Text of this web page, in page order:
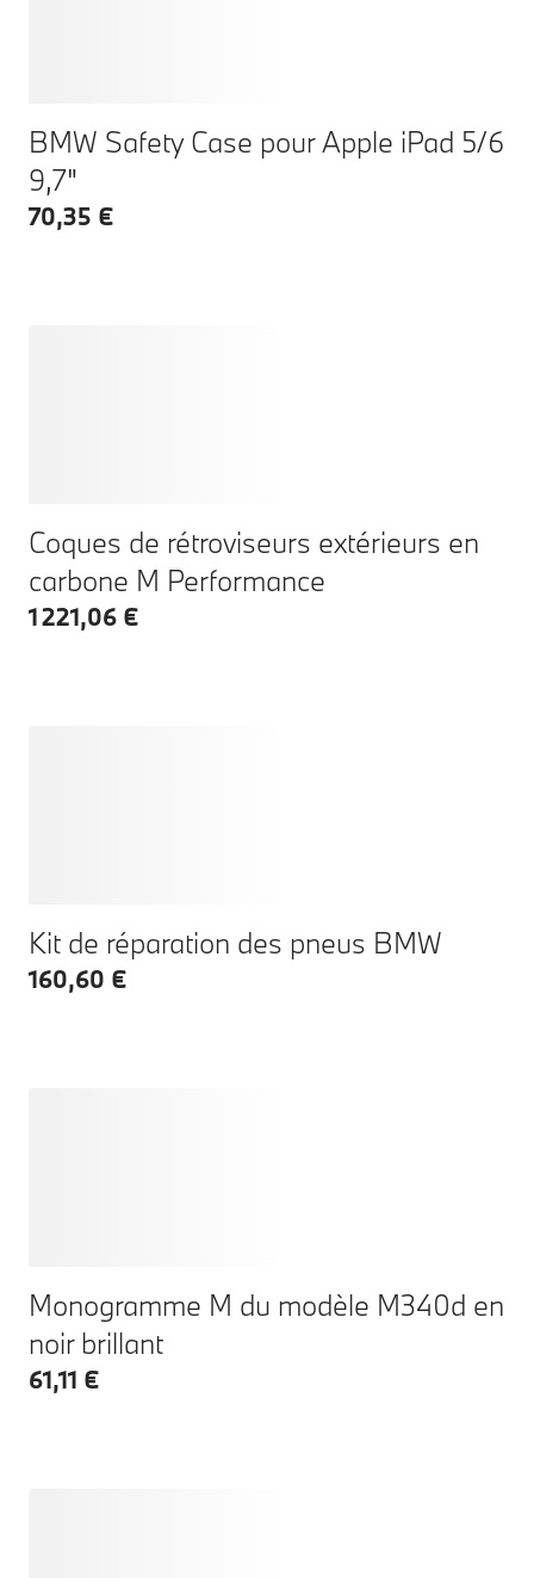
BMW Safety Case pour Apple iPad 5/6
9,7"
70,35 €
Coques de rétroviseurs extérieurs en
carbone M Performance
1 221,06 €
Kit de réparation des pneus BMW
160,60 €
Monogramme M du modèle M340d en
noir brillant
61,11 €